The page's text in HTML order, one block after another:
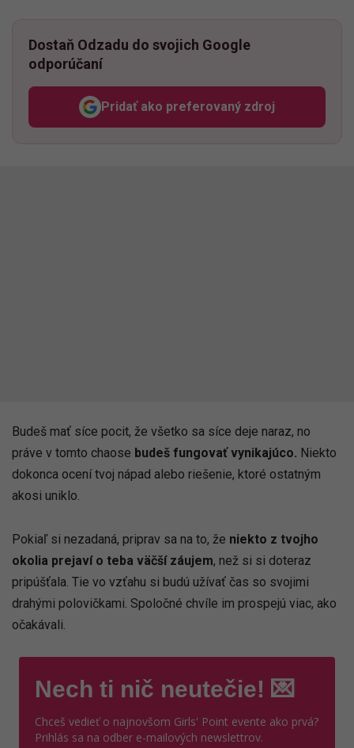
Dostaň Odzadu do svojich Google
odporúčaní
Pridať ako preferovaný zdroj
Odzadu, odkaz sa otvorí v
Budeš mať síce pocit, že všetko sa síce deje naraz, no
práve v tomto chaose budeš fungovať vynikajúco. Niekto
dokonca ocení tvoj nápad alebo riešenie, ktoré ostatným
akosi uniklo.
Pokiaľ si nezadaná, priprav sa na to, že niekto z tvojho
okolia prejaví o teba väčší záujem, než si si doteraz
pripúšťala. Tie vo vzťahu si budú užívať čas so svojimi
drahými polovičkami. Spoločné chvíle im prospejú viac, ako
očakávali.
Nech ti nič neutečie! 💌
Chceš vedieť o najnovšom Girls' Point evente ako prvá?
Prihlás sa na odber e-mailových newslettrov.